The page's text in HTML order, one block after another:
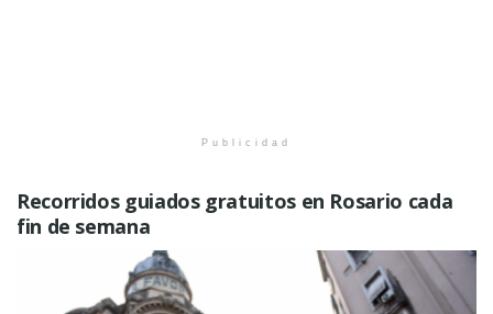
Publicidad
Recorridos guiados gratuitos en Rosario cada
fin de semana